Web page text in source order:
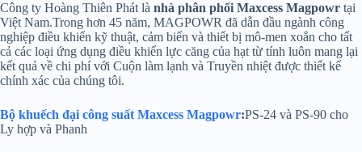
Công ty Hoàng Thiên Phát là nhà phân phối Maxcess Magpowr tại
Việt Nam.Trong hơn 45 năm, MAGPOWR đã dẫn đầu ngành công
nghiệp điều khiển kỹ thuật, cảm biến và thiết bị mô-men xoắn cho tất
cả các loại ứng dụng điều khiển lực căng của hạt từ tính luôn mang lại
kết quả về chi phí với Cuộn làm lạnh và Truyền nhiệt được thiết kế
chính xác của chúng tôi.
Bộ khuếch đại công suất Maxcess Magpowr:PS-24 và PS-90 cho
Ly hợp và Phanh